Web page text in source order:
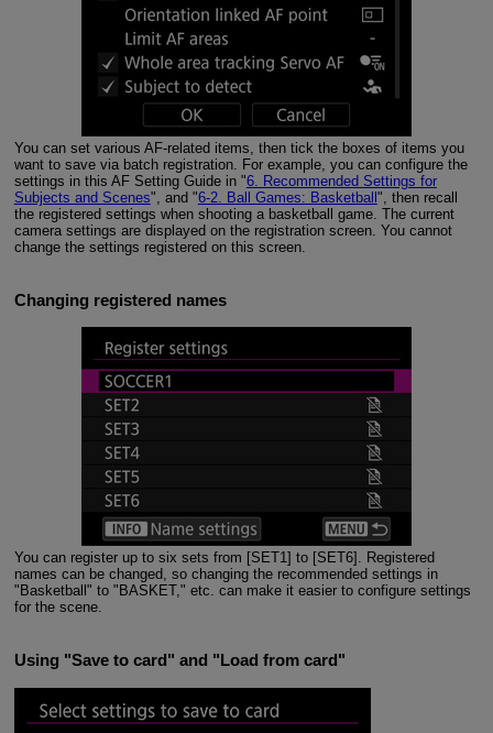
You can set various AF-related items, then tick the boxes of items you
want to save via batch registration. For example, you can configure the
settings in this AF Setting Guide in "6. Recommended Settings for
Subjects and Scenes", and "6-2. Ball Games: Basketball ", then recall
the registered settings when shooting a basketball game. The current
camera settings are displayed on the registration screen. You cannot
change the settings registered on this screen.
Changing registered names
You can register up to six sets from [SET1] to [SET6]. Registered
names can be changed, so changing the recommended settings in
"Basketball" to "BASKET," etc. can make it easier to configure settings
for the scene.
Using "Save to card" and "Load from card"